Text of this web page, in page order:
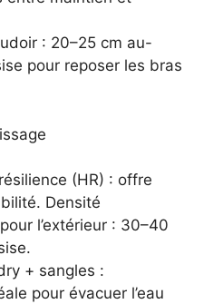
: 20–25 cm au-
pour reposer les bras
(HR) : offre
Densité
l’extérieur : 30–40
+ sangles :
pour évacuer l’eau